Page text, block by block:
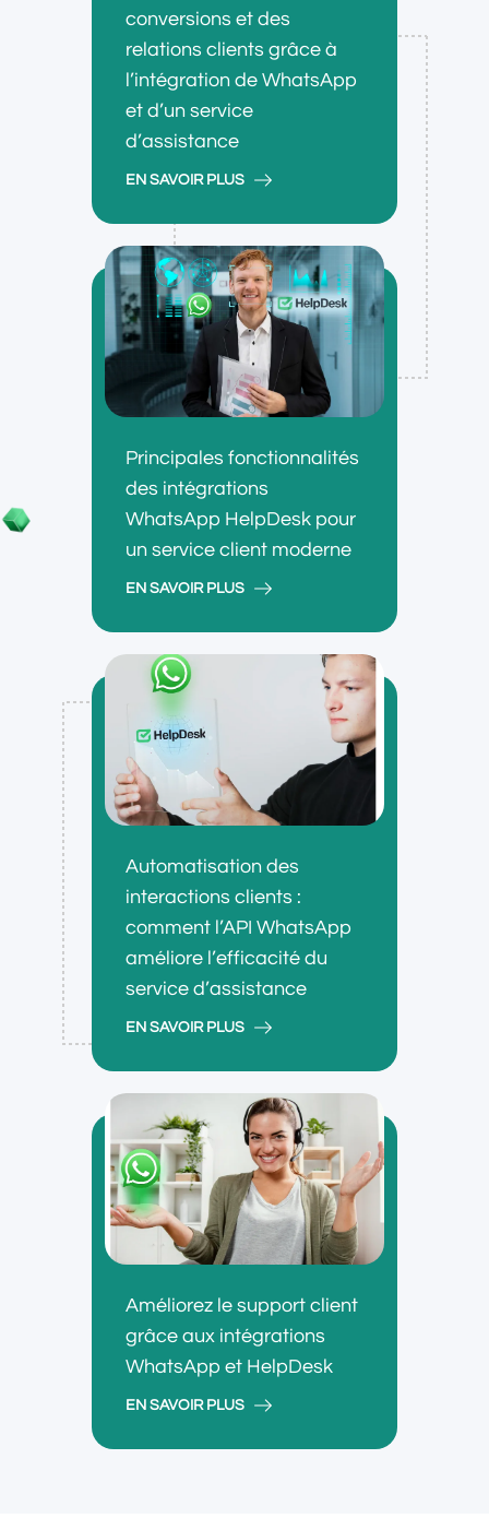
conversions et des
relations clients grâce à
l’intégration de WhatsApp
et d’un service
d’assistance
EN SAVOIR PLUS
Principales fonctionnalités
des intégrations
WhatsApp HelpDesk pour
un service client moderne
EN SAVOIR PLUS
Automatisation des
interactions clients :
comment l’API WhatsApp
améliore l’efficacité du
service d’assistance
EN SAVOIR PLUS
Améliorez le support client
grâce aux intégrations
WhatsApp et HelpDesk
EN SAVOIR PLUS